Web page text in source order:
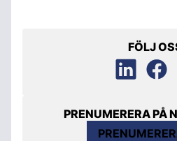
FÖLJ
PRENUMERERA PÅ